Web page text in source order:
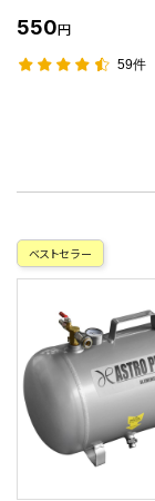
550円
59件
ベストセラー